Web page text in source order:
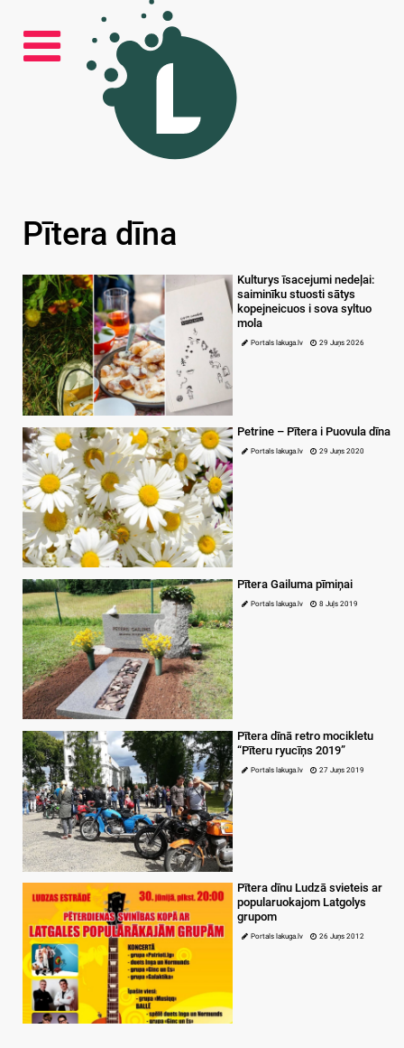
Pītera dīna
Kulturys īsacejumi nedeļai:
saiminīku stuosti sātys
kopejneicuos i sova syltuo
mola
Portals lakuga.lv 29 Juņs 2026
Petrine – Pītera i Puovula dīna
Portals lakuga.lv 29 Juņs 2020
Pītera Gailuma pīmiņai
Portals lakuga.lv 8 Juļs 2019
Pītera dīnā retro mocikletu
“Pīteru ryucīņs 2019”
Portals lakuga.lv 27 Juņs 2019
Pītera dīnu Ludzā svieteis ar
popularuokajom Latgolys
grupom
Portals lakuga.lv 26 Juņs 2012